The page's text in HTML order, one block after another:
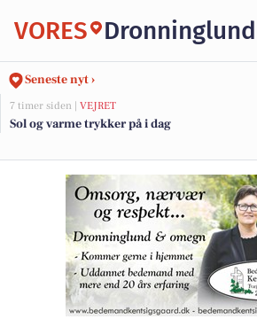
VORES Dronninglund
Seneste nyt ›
7 timer siden | VEJRET
Sol og varme trykker på i dag